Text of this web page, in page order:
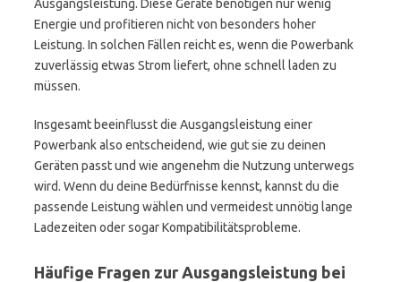
Ausgangsleistung. Diese Geräte benötigen nur wenig
Energie und profitieren nicht von besonders hoher
Leistung. In solchen Fällen reicht es, wenn die Powerbank
zuverlässig etwas Strom liefert, ohne schnell laden zu
müssen.
Insgesamt beeinflusst die Ausgangsleistung einer
Powerbank also entscheidend, wie gut sie zu deinen
Geräten passt und wie angenehm die Nutzung unterwegs
wird. Wenn du deine Bedürfnisse kennst, kannst du die
passende Leistung wählen und vermeidest unnötig lange
Ladezeiten oder sogar Kompatibilitätsprobleme.
Häufige Fragen zur Ausgangsleistung bei